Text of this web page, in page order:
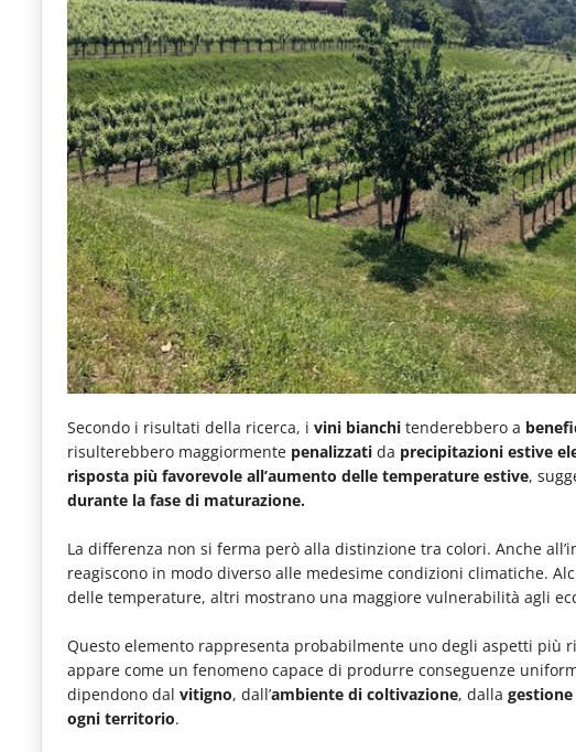
Secondo i risultati della ricerca, i vini bianchi tenderebbero a
risulterebbero maggiormente penalizzati da precipitazioni estive
risposta più favorevole all’aumento delle temperature estive,
durante la fase di maturazione.
La differenza non si ferma però alla distinzione tra colori. Anche
reagiscono in modo diverso alle medesime condizioni climatiche.
delle temperature, altri mostrano una maggiore vulnerabilità agli
Questo elemento rappresenta probabilmente uno degli aspetti più
appare come un fenomeno capace di produrre conseguenze
dipendono dal vitigno, dall’ambiente di coltivazione, dalla
ogni territorio.